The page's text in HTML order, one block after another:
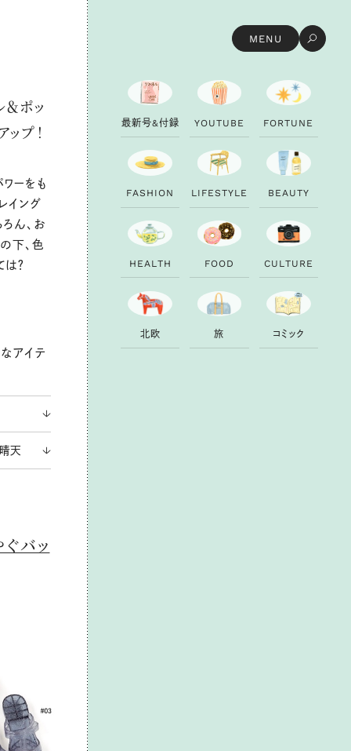
MENU
ポッ
プ！
ーをも
イング
ん、お
下、色
？
アイテ
天
バッ
最新号&付録 YOUTU B E FORTU N E
FAS H ION LI FESTYLE B EAUTY
H EALTH FOOD CU LTU RE
北欧 旅 コ ミ ック